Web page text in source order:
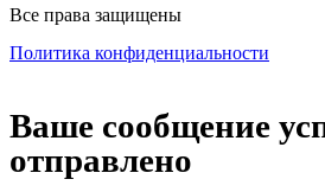
Все права защищены
Политика конфиденциальности
Ваше сообщение
отправлено